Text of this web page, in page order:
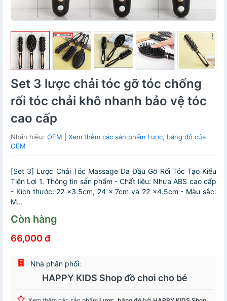
Set 3 lược chải tóc gỡ tóc chống
rối tóc chải khô nhanh bảo vệ tóc
cao cấp
Nhãn hiệu: OEM
Xem thêm các sản phẩm Lược, băng đô của
OEM
[Set 3] Lược Chải Tóc Massage Da Đầu Gỡ Rối Tóc Tạo Kiểu
Tiện Lợi 1. Thông tin sản phẩm - Chất liệu: Nhựa ABS cao cấp
- Kích thước: 22 x3.5cm, 24 x 7cm và 22 x4.5cm - Màu sắc:
M...
Còn hàng
66,000 đ
Nhà phân phối:
HAPPY KIDS Shop đồ chơi cho bé